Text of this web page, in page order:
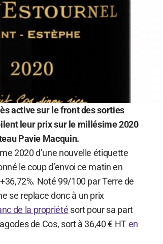
active sur le front des sorties
leur prix sur le millésime 2020
Pavie Macquin.
2020 d’une nouvelle étiquette
le coup d’envoi ce matin en
Noté 99/100 par Terre de
se replace donc à un prix
de la propriété sort pour sa part
de Cos, sort à 36,40 € HTen